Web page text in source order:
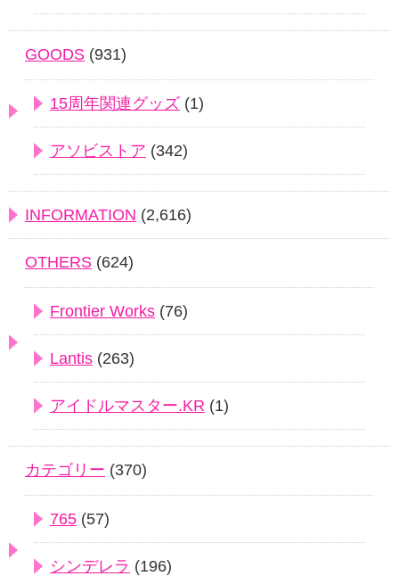
GOODS (931)
15周年関連グッズ (1)
アソビストア (342)
INFORMATION (2,616)
OTHERS (624)
Frontier Works (76)
Lantis (263)
アイドルマスター.KR (1)
カテゴリー (370)
765 (57)
シンデレラ (196)